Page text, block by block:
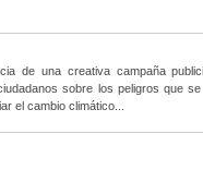
de una creativa campaña
sobre los peligros que
el cambio climático...